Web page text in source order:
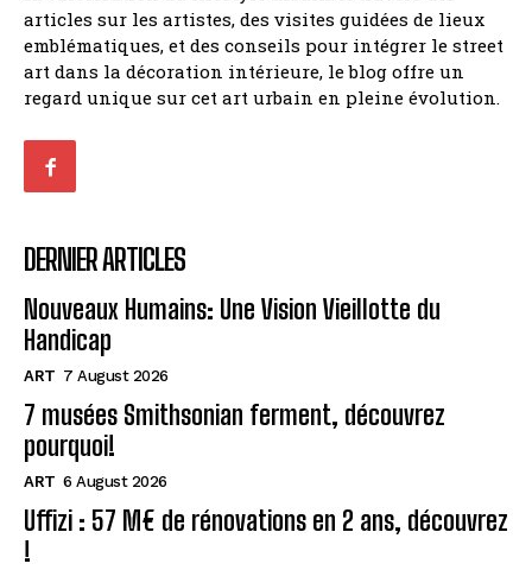
articles sur les artistes, des visites guidées de lieux
emblématiques, et des conseils pour intégrer le street
art dans la décoration intérieure, le blog offre un
regard unique sur cet art urbain en pleine évolution.
DERNIER ARTICLES
Nouveaux Humains: Une Vision Vieillotte du
Handicap
ART 7 August 2026
7 musées Smithsonian ferment, découvrez
pourquoi!
ART 6 August 2026
Uffizi : 57 M€ de rénovations en 2 ans, découvrez
!